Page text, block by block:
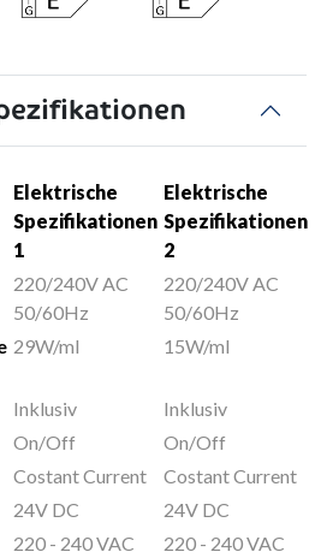
Elektrische
Spezifikationen
1
Elektrische
Spezifikationen
2
220/240V AC
50/60Hz
220/240V AC
50/60Hz
29W/ml 15W/ml
Inklusiv
Inklusiv
On/Off
On/Off
Costant Current
Costant Current
24V DC
24V DC
220 - 240 VAC
220 - 240 VAC